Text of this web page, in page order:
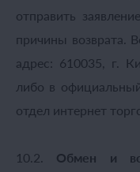
отправить
причины возврата.
адрес: 610035, г.
либо в
отдел интернет
10.2. Обмен и